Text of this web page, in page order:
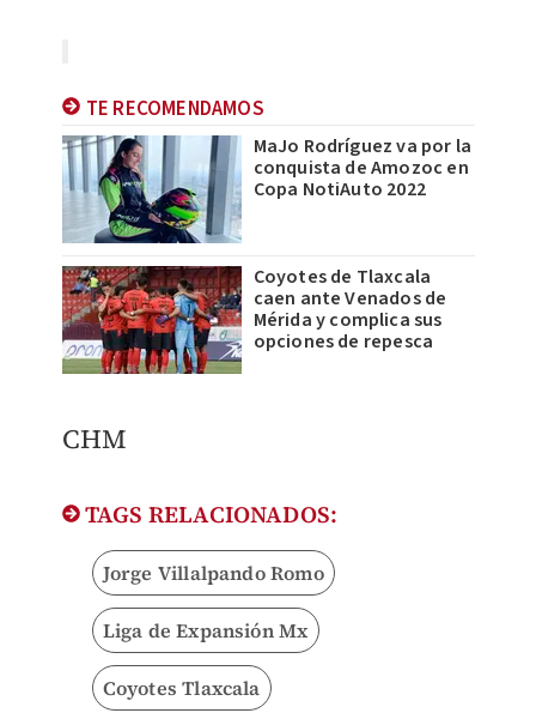
TE RECOMENDAMOS
MaJo Rodríguez va por la
conquista de Amozoc en
Copa NotiAuto 2022
Coyotes de Tlaxcala
caen ante Venados de
Mérida y complica sus
opciones de repesca
CHM
TAGS RELACIONADOS:
Jorge Villalpando Romo
Liga de Expansión Mx
Coyotes Tlaxcala